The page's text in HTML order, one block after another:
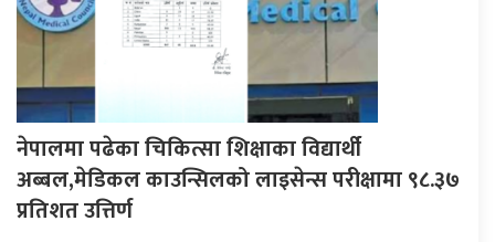
नेपालमा पढेका चिकित्सा शिक्षाका विद्यार्थी
अब्बल,मेडिकल काउन्सिलको लाइसेन्स परीक्षामा ९८.३७
प्रतिशत उत्तिर्ण